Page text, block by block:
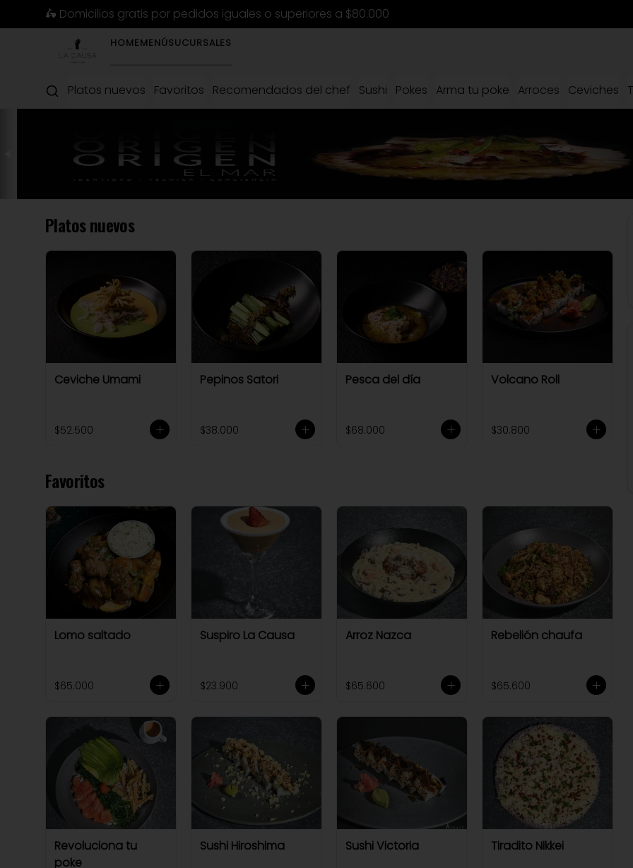
🛵 Domicilios gratis por pedidos iguales o superiores a $80.000
HOMEMENÚSUCURSALES
Platos nuevos Favoritos Recomendados del chef Sushi Pokes Arma tu poke Arroces Ceviches
Platos nuevos
Ceviche Umami
$52.500
Pepinos Satori
$38.000
Pesca del día
$68.000
Volcano Roll
$30.800
Favoritos
Lomo saltado
$65.000
Suspiro La Causa
$23.900
Arroz Nazca
$65.600
Rebelión chaufa
$65.600
Revoluciona tu
poke
Sushi Hiroshima Sushi Victoria Tiradito Nikkei